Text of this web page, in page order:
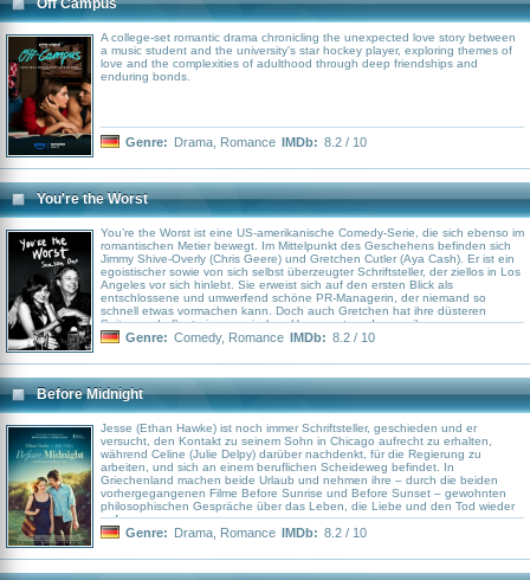
Off Campus
A college-set romantic drama chronicling the unexpected love story between
a music student and the university's star hockey player, exploring themes of
love and the complexities of adulthood through deep friendships and
enduring bonds.
Genre: Drama Romance IMDb: 8.2 / 10
You're the Worst
You’re the Worst ist eine US-amerikanische Comedy-Serie, die sich ebenso im
romantischen Metier bewegt. Im Mittelpunkt des Geschehens befinden sich
Jimmy Shive-Overly (Chris Geere) und Gretchen Cutler (Aya Cash). Er ist ein
egoistischer sowie von sich selbst überzeugter Schriftsteller, der ziellos in Los
Angeles vor sich hinlebt. Sie erweist sich auf den ersten Blick als
entschlossene und umwerfend schöne PR-Managerin, der niemand so
schnell etwas vormachen kann. Doch auch Gretchen hat ihre düsteren
Seiten und pflegt einen zynischen Umgangston, der aus ihrer
selbstzerstörerischen Ader resultiert.
Genre: Comedy, Romance IMDb: 8.2 / 10
Before Midnight
Jesse (Ethan Hawke) ist noch immer Schriftsteller, geschieden und er
versucht, den Kontakt zu seinem Sohn in Chicago aufrecht zu erhalten,
während Celine (Julie Delpy) darüber nachdenkt, für die Regierung zu
arbeiten, und sich an einem beruflichen Scheideweg befindet. In
Griechenland machen beide Urlaub und nehmen ihre – durch die beiden
vorhergegangenen Filme Before Sunrise und Before Sunset – gewohnten
philosophischen Gespräche über das Leben, die Liebe und den Tod wieder
auf.
Genre: Drama Romance IMDb: 8.2 / 10